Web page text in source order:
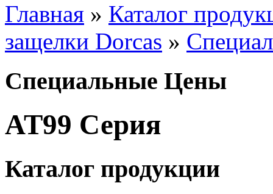
Вы здесь
Главная » Каталог
защелки Dorcas »
Специальные Цены
AT99 Серия
Каталог продукции